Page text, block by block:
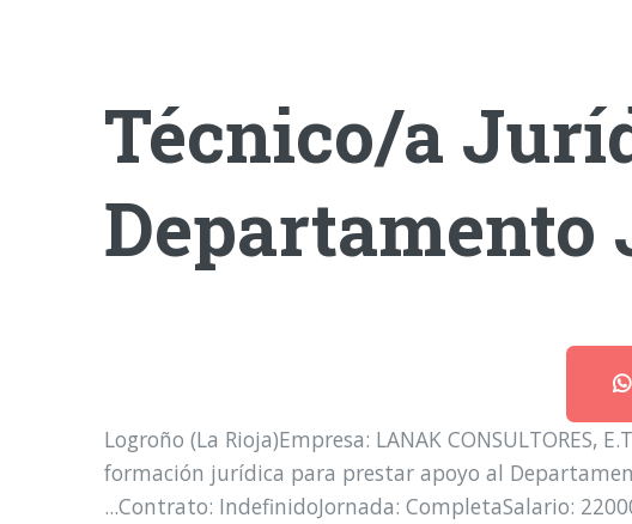
Técnico/a
Departamento
Logroño (La Rioja)Empresa: LANAK
formación jurídica para prestar apoyo al
...Contrato: IndefinidoJornada: CompletaSalario: